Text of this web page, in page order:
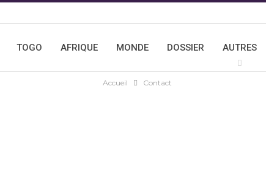
TOGO AFRIQUE MONDE DOSSIER AUTRES
Accueil Contact